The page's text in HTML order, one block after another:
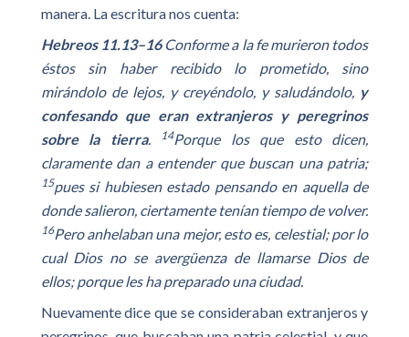
manera. La escritura nos cuenta:
Hebreos 11.13–16Conforme a la fe murieron todos
éstos sin haber recibido lo prometido, sino
mirándolo de lejos, y creyéndolo, y saludándolo, y
confesando que eran extranjeros y peregrinos
sobre la tierra. 14Porque los que esto dicen,
claramente dan a entender que buscan una patria;
15pues si hubiesen estado pensando en aquella de
donde salieron, ciertamente tenían tiempo de volver.
16Pero anhelaban una mejor, esto es, celestial; por lo
cual Dios no se avergüenza de llamarse Dios de
ellos; porque les ha preparado una ciudad.
Nuevamente dice que se consideraban extranjeros y